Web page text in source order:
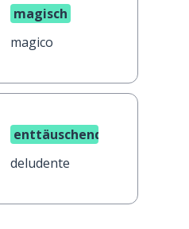
magisch
magico
enttäuschend
deludente